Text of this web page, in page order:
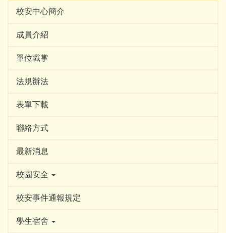
校安中心簡介
成員介紹
單位職掌
法規辦法
表單下載
聯絡方式
最新消息
校園安全
校安事件通報規定
學生宿舍